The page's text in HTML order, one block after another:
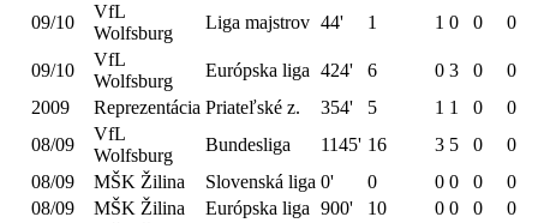
09/10
VfL
Wolfsburg
Liga majstrov 44' 1 1 0 0 0
09/10
VfL
Wolfsburg
Európska liga 424' 6 0 3 0
0
2009
Reprezentácia Priateľské z. 354' 5 1 1 0
0
08/09
VfL
Wolfsburg
Bundesliga 1145' 16 3 5 0
0
08/09
MŠK Žilina Slovenská liga 0' 0 0 0 0
0
08/09
MŠK Žilina Európska liga 900' 10 0 0 0
0